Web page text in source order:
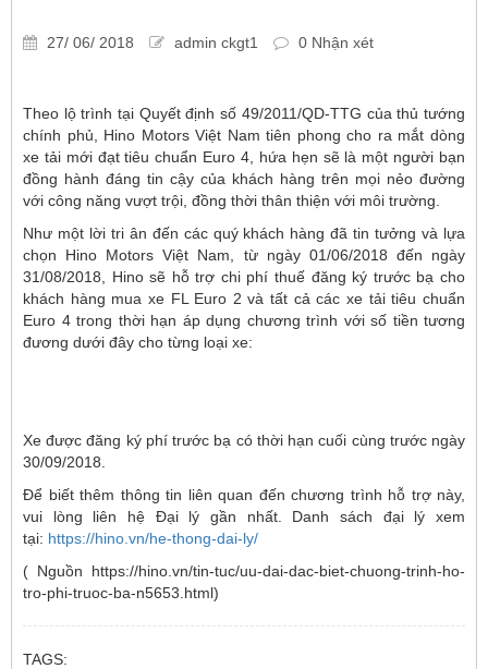
27/ 06/ 2018 admin ckgt1 0 Nhận xét
Theo lộ trình tại Quyết định số 49/2011/QD-TTG của thủ tướng
chính phủ, Hino Motors Việt Nam tiên phong cho ra mắt dòng
xe tải mới đạt tiêu chuẩn Euro 4, hứa hẹn sẽ là một người bạn
đồng hành đáng tin cậy của khách hàng trên mọi nẻo đường
với công năng vượt trội, đồng thời thân thiện với môi trường.
Như một lời tri ân đến các quý khách hàng đã tin tưởng và lựa
chọn Hino Motors Việt Nam, từ ngày 01/06/2018 đến ngày
31/08/2018, Hino sẽ hỗ trợ chi phí thuế đăng ký trước bạ cho
khách hàng mua xe FL Euro 2 và tất cả các xe tải tiêu chuẩn
Euro 4 trong thời hạn áp dụng chương trình với số tiền tương
đương dưới đây cho từng loại xe:
Xe được đăng ký phí trước bạ có thời hạn cuối cùng trước ngày
30/09/2018.
Để biết thêm thông tin liên quan đến chương trình hỗ trợ này,
vui lòng liên hệ Đại lý gần nhất. Danh sách đại lý xem
tại: https://hino.vn/he-thong-dai-ly/
( Nguồn https://hino.vn/tin-tuc/uu-dai-dac-biet-chuong-trinh-ho-
tro-phi-truoc-ba-n5653.html)
TAGS: